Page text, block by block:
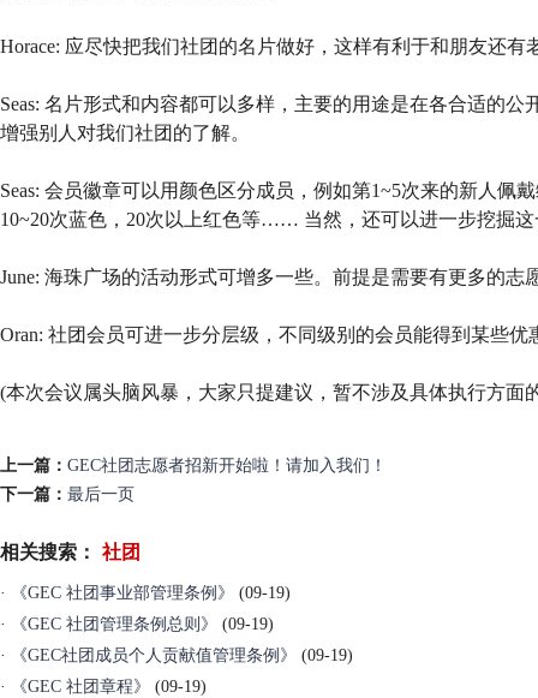
Horace: 应尽快把我们社团的名片做好，这样有利于和朋友还有
Seas: 名片形式和内容都可以多样，主要的用途是在各合适的
增强别人对我们社团的了解。
Seas: 会员徽章可以用颜色区分成员，例如第1~5次来的新人佩
10~20次蓝色，20次以上红色等…… 当然，还可以进一步挖掘
June: 海珠广场的活动形式可增多一些。前提是需要有更多的志
Oran: 社团会员可进一步分层级，不同级别的会员能得到某些
(本次会议属头脑风暴，大家只提建议，暂不涉及具体执行方面
上一篇： GEC社团志愿者招新开始啦！请加入我们！
下一篇： 最后一页
相关搜索： 社团
· 《GEC 社团事业部管理条例》
(09-19)
·
《GEC 社团管理条例总则》
(09-19)
·
《GEC社团成员个人贡献值管理条例》
(09-19)
·
《GEC 社团章程》
(09-19)